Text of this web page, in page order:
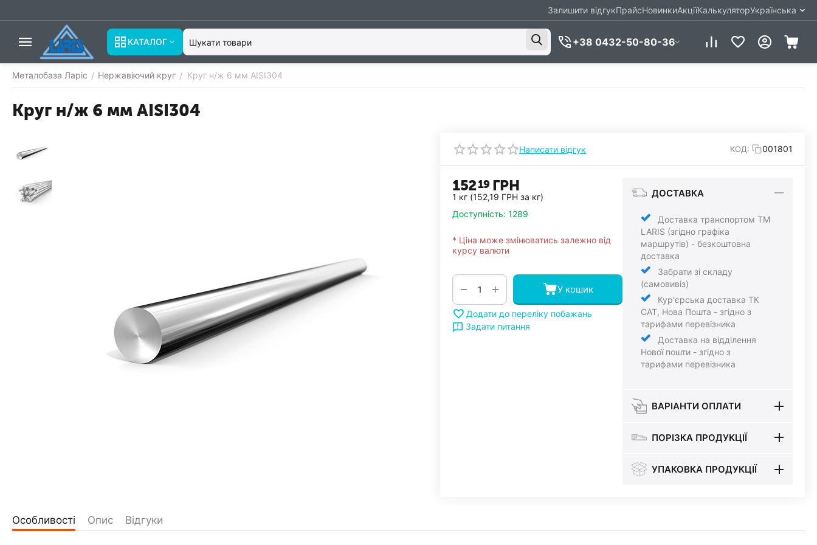
Залишити відгукПрайсНовинкиАкціїКалькуляторУкраїнська
КАТАЛОГ +38 0432-50-80-36
Металобаза Ларіс / Нержавіючий круг / Круг н/ж 6 мм AISI304
Круг н/ж 6 мм AISI304
Написати відгук КОД: 001801
15219 ГРН
1 кг (152,19 ГРН за кг)
Доступність: 1289
* Ціна може змінюватись залежно від
курсу валюти
+
− У кошик
Додати до переліку побажань
Задати питання
ДОСТАВКА
Доставка транспортом ТМ
LARIS (згідно графіка
маршрутів) - безкоштовна
доставка
Забрати зі складу
(самовивіз)
Кур'єрська доставка ТК
САТ, Нова Пошта - згідно з
тарифами перевізника
Доставка на відділення
Нової пошти - згідно з
тарифами перевізника
ВАРІАНТИ ОПЛАТИ
ПОРІЗКА ПРОДУКЦІЇ
УПАКОВКА ПРОДУКЦІЇ
Особливості Опис Відгуки